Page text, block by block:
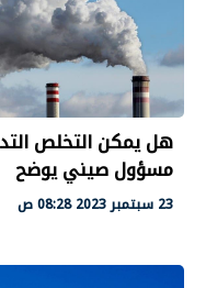
هل يمكن التخلص
مسؤول صيني يوضح
23 سبتمبر 2023 08:28 ص